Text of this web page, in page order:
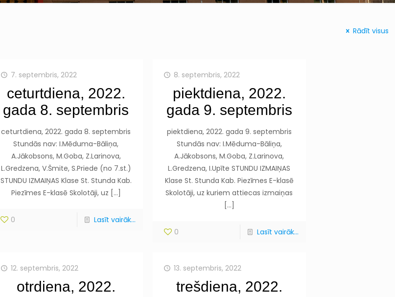
Rādīt visus
7. septembris, 2022
ceturtdiena, 2022.
gada 8. septembris
ceturtdiena, 2022. gada 8. septembris
Stundās nav: I.Mēduma-Bāliņa,
A.Jākobsons, M.Goba, Z.Larinova,
L.Gredzena, V.Šmite, S.Priede (no 7.st.)
STUNDU IZMAIŅAS Klase St. Stunda Kab.
Piezīmes E-klasē Skolotāji, uz […]
0 Lasīt vairāk...
8. septembris, 2022
piektdiena, 2022.
gada 9. septembris
piektdiena, 2022. gada 9. septembris
Stundās nav: I.Mēduma-Bāliņa,
A.Jākobsons, M.Goba, Z.Larinova,
L.Gredzena, I.Upīte STUNDU IZMAIŅAS
Klase St. Stunda Kab. Piezīmes E-klasē
Skolotāji, uz kuriem attiecas izmaiņas
[…]
0 Lasīt vairāk...
12. septembris, 2022
otrdiena, 2022.
13. septembris, 2022
trešdiena, 2022.